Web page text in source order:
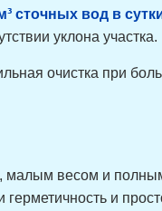
сточных вод в
уклона участка.
очистка при
весом и полным
и